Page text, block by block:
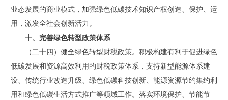
业态发展的商业模式，加强绿色低碳技术知识产权创造、保护、运
用，激发全社会创新活力。
十、完善绿色转型政策体系
（二十四）健全绿色转型财税政策。积极构建有利于促进绿色
低碳发展和资源高效利用的财税政策体系，支持新型能源体系建
设、传统行业改造升级、绿色低碳科技创新、能源资源节约集约利
用和绿色低碳生活方式推广等领域工作。落实环境保护、节能节